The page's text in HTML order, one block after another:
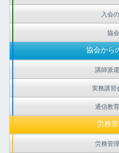
入会
協
協会から
講師派
実務講習
通信教
労務
労務管